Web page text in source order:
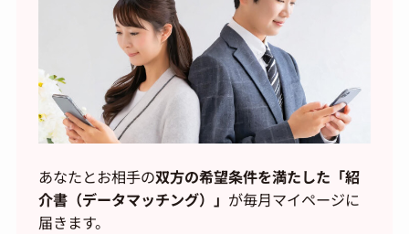
あなたとお相手の双方の希望条件を満たした「紹
介書（データマッチング）」 が毎月マイページに
届きます。